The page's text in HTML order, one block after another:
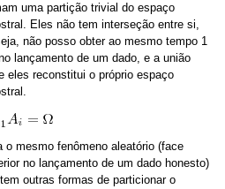
uma partição trivial do espaço
Eles não tem interseção entre si,
não posso obter ao mesmo tempo 1
lançamento de um dado, e a união
eles reconstitui o próprio espaço
o mesmo fenômeno aleatório (face
no lançamento de um dado honesto)
outras formas de particionar o